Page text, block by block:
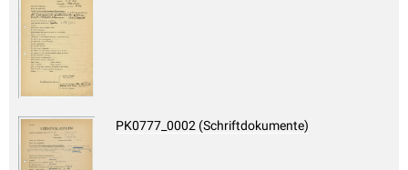
PK0777_0002 (Schriftdokumente)